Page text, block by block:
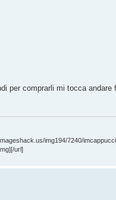
per comprarli mi tocca
img194/7240/
url]